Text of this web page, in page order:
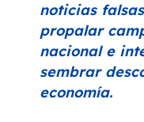
noticias
propalar
nacional e
sembrar
economía.